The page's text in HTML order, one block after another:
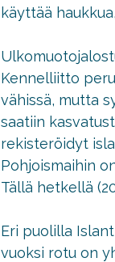
käyttää
Kennelliitto
vähissä, mutta
saatiin
rekisteröidyt
Pohjoismaihin
Tällä hetkellä
Eri puolilla
vuoksi rotu on